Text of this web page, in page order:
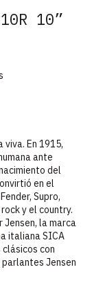
10”
En 1915,
ante
del
en el
Supro,
y el country.
la marca
italiana SICA
con
Jensen